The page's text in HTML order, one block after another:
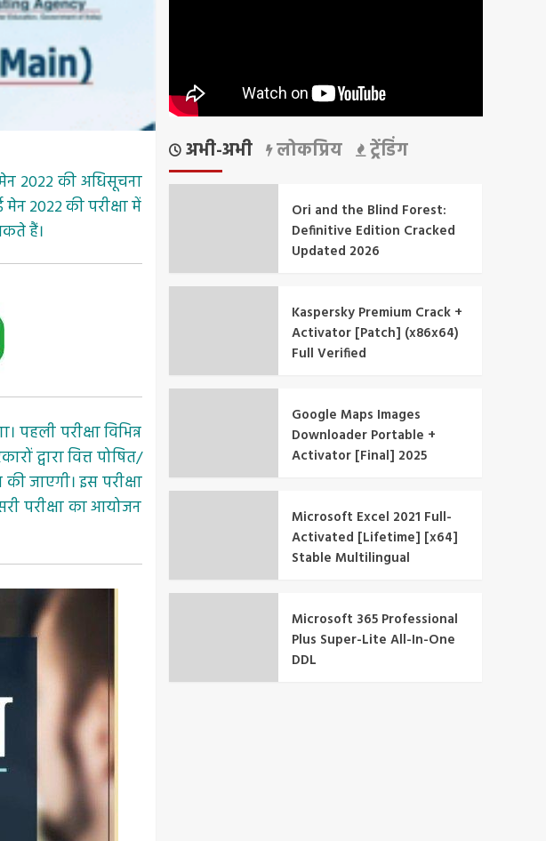
2022 की अधिसूचना
2022 की परीक्षा में
हैं।
परीक्षा विभिन्न
द्वारा वित्त पोषित/
जाएगी। इस परीक्षा
परीक्षा का आयोजन
अभी-अभी लोकप्रिय ट्रेंडिंग
Ori and the Blind Forest:
Definitive Edition Cracked
Updated 2026
Kaspersky Premium Crack +
Activator [Patch] (x86x64)
Full Verified
Google Maps Images
Downloader Portable +
Activator [Final] 2025
Microsoft Excel 2021 Full-
Activated [Lifetime] [x64]
Stable Multilingual
Microsoft 365 Professional
Plus Super-Lite All-In-One
DDL